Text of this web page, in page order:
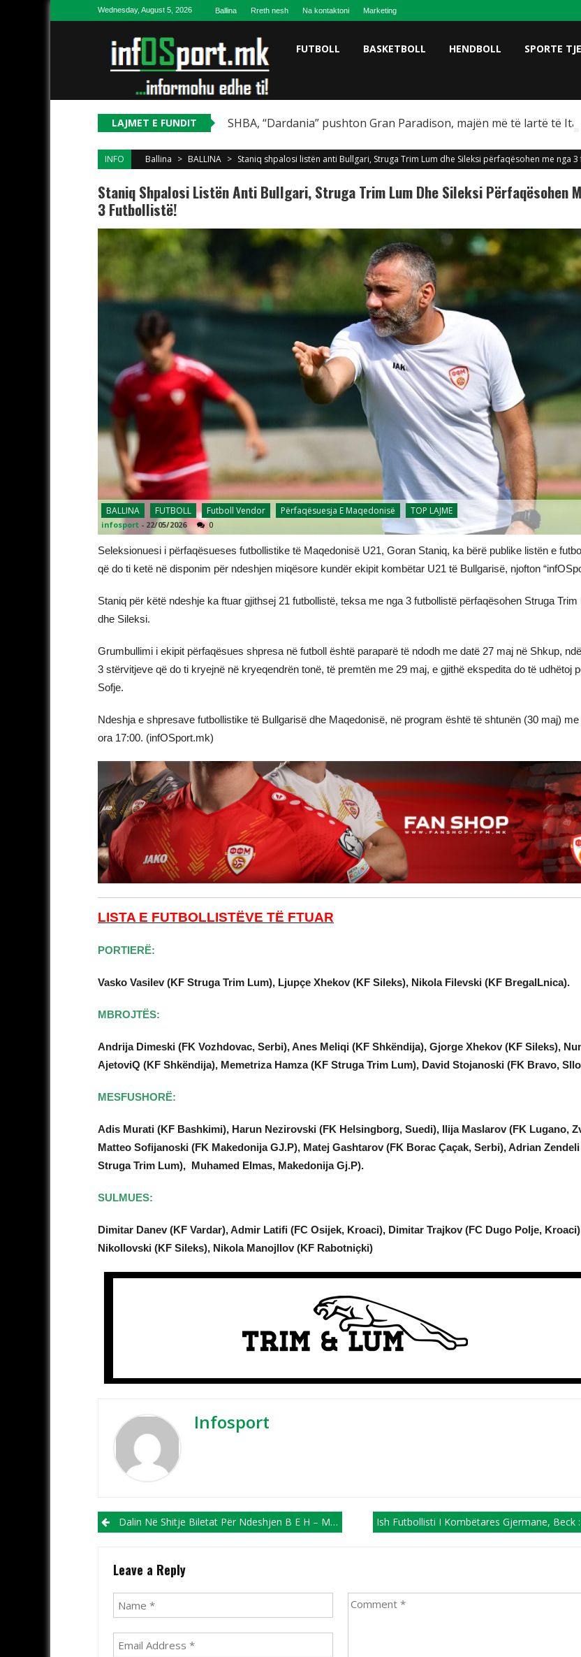
Skip to contentWednesday, August 5, 2026 Ballina Rreth nesh Na kontaktoni Marketing
FUTBOLL BASKETBOLL HENDBOLL SPORTE
LAJMET E FUNDIT SHBA, “Dardania” pushton Gran Paradison, majën më të lartë të
INFO Ballina > BALLINA > Staniq shpalosi listën anti Bullgari, Struga Trim Lum dhe Sileksi përfaqësohen me nga
Staniq Shpalosi Listën Anti Bullgari, Struga Trim Lum Dhe Sileksi Përfaqësohen
3 Futbollistë!
BALLINA FUTBOLL Futboll Vendor Përfaqësuesja E Maqedonisë TOP LAJME
infosport - 22/05/2026 0
Seleksionuesi i përfaqësueses futbollistike të Maqedonisë U21, Goran Staniq, ka bërë publike listën e
që do ti ketë në disponim për ndeshjen miqësore kundër ekipit kombëtar U21 të Bullgarisë, njofton
Staniq për këtë ndeshje ka ftuar gjithsej 21 futbollistë, teksa me nga 3 futbollistë përfaqësohen Struga Trim
dhe Sileksi.
Grumbullimi i ekipit përfaqësues shpresa në futboll është paraparë të ndodh me datë 27 maj në Shkup,
3 stërvitjeve që do ti kryejnë në kryeqendrën tonë, të premtën me 29 maj, e gjithë ekspedita do të udhëtoj
Sofje.
Ndeshja e shpresave futbollistike të Bullgarisë dhe Maqedonisë, në program është të shtunën (30 maj)
ora 17:00. (infOSport.mk)
LISTA E FUTBOLLISTËVE TË FTUAR
PORTIERË:
Vasko Vasilev (KF Struga Trim Lum), Ljupçe Xhekov (KF Sileks), Nikola Filevski (KF BregalLnica).
MBROJTËS:
Andrija Dimeski (FK Vozhdovac, Serbi), Anes Meliqi (KF Shkëndija), Gjorge Xhekov (KF Sileks),
AjetoviQ (KF Shkëndija), Memetriza Hamza (KF Struga Trim Lum), David Stojanoski (FK Bravo,
MESFUSHORË:
Adis Murati (KF Bashkimi), Harun Nezirovski (FK Helsingborg, Suedi), Ilija Maslarov (FK Lugano,
Matteo Sofijanoski (FK Makedonija GJ.P), Matej Gashtarov (FK Borac Çaçak, Serbi), Adrian
Struga Trim Lum), Muhamed Elmas, Makedonija Gj.P).
SULMUES:
Dimitar Danev (KF Vardar), Admir Latifi (FC Osijek, Kroaci), Dimitar Trajkov (FC Dugo Polje,
Nikollovski (KF Sileks), Nikola Manojllov (KF Rabotniçki)
Infosport
Post navigation
Dalin Në Shitje Biletat Për Ndeshjen B E H – Maqedoni! Ish Futbollisti I Kombëtares Gjermane, Beck : Maqedonia Po Krijon Një Sistem Serioz Për Zhvillimin E Futbollistëve Të
Leave a Reply